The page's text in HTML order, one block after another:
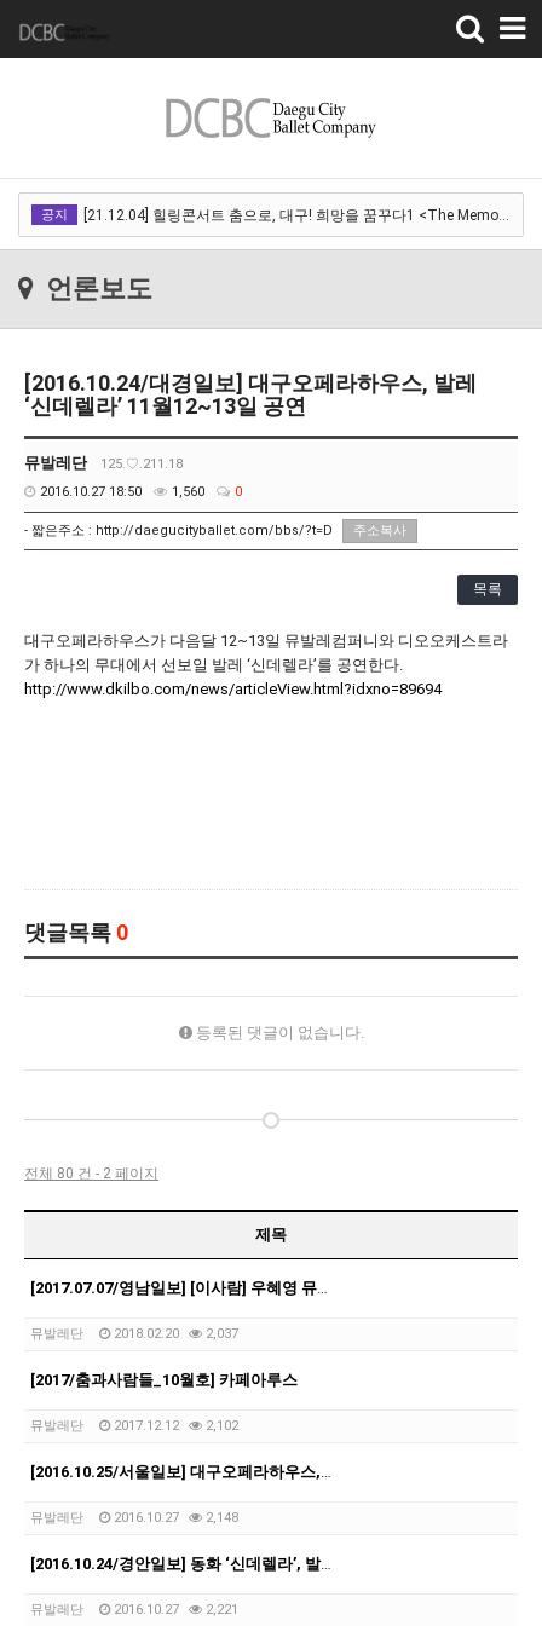
Toggle
navigation
공지 [21.12.04] 힐링콘서트 춤으로, 대구! 희망을 꿈꾸다1 <The Memory of …
[21.11.13] 호두까기인형 아양아트센터
[21.11.13] 호두까기인형 아양아트센터
[21.10.22-23] 대구국제오페라축제<아이다> 오페라하우스
언론보도
[2016.10.24/대경일보] 대구오페라하우스, 발레
‘신데렐라’ 11월12~13일 공연
뮤발레단
125.♡.211.18
2016.10.27 18:50
1,560 0
- 짧은주소 : http://daegucityballet.com/bbs/?t=D 주소복사
목록
대구오페라하우스가 다음달 12~13일 뮤발레컴퍼니와 디오오케스트라
가 하나의 무대에서 선보일 발레 ‘신데렐라’를 공연한다.
http://www.dkilbo.com/news/articleView.html?idxno=89694
댓글목록 0
등록된 댓글이 없습니다.
전체 80 건 - 2 페이지
제목
[2017.07.07/영남일보] [이사람] 우혜영 뮤발레컴퍼니 대표
뮤발레단 2018.02.20 2,037
[2017/춤과사람들_10월호] 카페아루스
뮤발레단 2017.12.12 2,102
[2016.10.25/서울일보] 대구오페라하우스, 드라마틱 발레 ‘신데렐라’
뮤발레단 2016.10.27 2,148
[2016.10.24/경안일보] 동화 ‘신데렐라’, 발레로 관객과 만난다
뮤발레단 2016.10.27 2,221